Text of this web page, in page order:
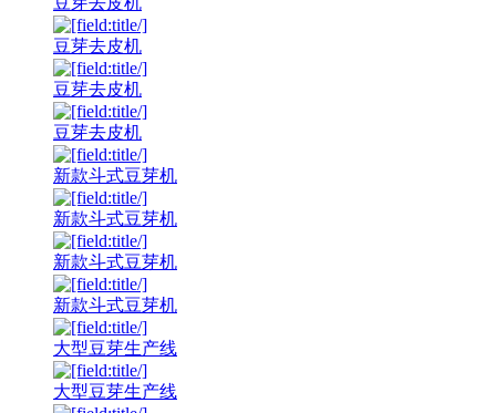
豆芽去皮机
豆芽去皮机
豆芽去皮机
新款斗式豆芽机
新款斗式豆芽机
新款斗式豆芽机
新款斗式豆芽机
大型豆芽生产线
大型豆芽生产线